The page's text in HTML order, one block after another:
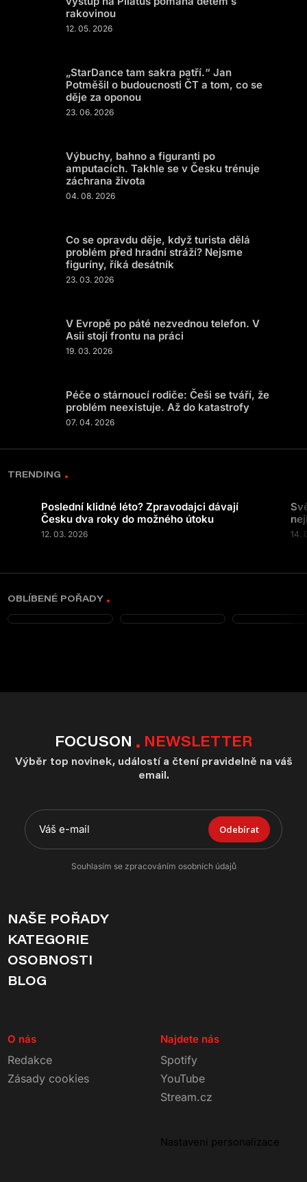
rakovinou
12. 05. 2026
„StarDance tam sakra patří.“ Jan
Potměšil o budoucnosti ČT a tom, co se
děje za oponou
23. 06. 2026
Výbuchy, bahno a figuranti po
amputacích. Takhle se v Česku trénuje
záchrana života
04. 08. 2026
Co se opravdu děje, když turista dělá
problém před hradní stráží? Nejsme
figuríny, říká desátník
23. 03. 2026
V Evropě po páté nezvednou telefon. V
Asii stojí frontu na práci
19. 03. 2026
Péče o stárnoucí rodiče: Češi se tváří, že
problém neexistuje. Až do katastrofy
07. 04. 2026
TRENDING
Poslední klidné léto? Zpravodajci dávají
Česku dva roky do možného útoku
12. 03. 2026 14.
OBLÍBENÉ POŘADY
FOCUSON NEWSLETTER
Výběr top novinek, událostí a čtení pravidelně na váš
email.
Odebírat
Souhlasím se zpracováním osobních údajů
NAŠE POŘADY
KATEGORIE
OSOBNOSTI
BLOG
O nás
Redakce
Zásady cookies
Najdete nás
Spotify
YouTube
Stream.cz
Nastavení personalizace